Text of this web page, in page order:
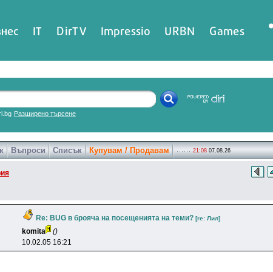
IT DirTV Impressio URBN Games
Разширено търсене
Въпроси Списък Купувам / Продавам 21:08 07.08.26
Re: BUG в брояча на посещенията на теми? [re: Лил]
komita
()
10.02.05 16:21